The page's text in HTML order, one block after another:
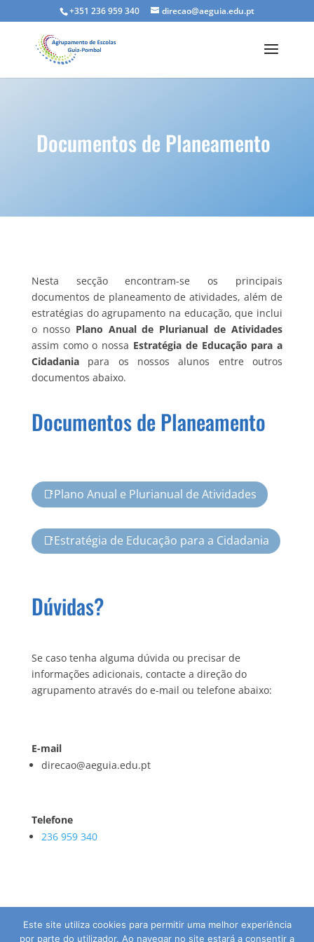
+351 236 959 340 direcao@aeguia.edu.pt
Documentos de Planeamento
Nesta secção encontram-se os principais
documentos de planeamento de atividades, além de
estratégias do agrupamento na educação, que inclui
o nosso Plano Anual de Plurianual de Atividades
assim como o nossa Estratégia de Educação para a
Cidadaniapara os nossos alunos entre outros
documentos abaixo.
Documentos de Planeamento
📑Plano Anual e Plurianual de Atividades
📑Estratégia de Educação para a Cidadania
Dúvidas?
Se caso tenha alguma dúvida ou precisar de
informações adicionais, contacte a direção do
agrupamento através do e-mail ou telefone abaixo:
E-mail
direcao@aeguia.edu.pt
Telefone
236 959 340
Este site utiliza cookies para permitir uma melhor experiência
por parte do utilizador. Ao navegar no site estará a consentir a